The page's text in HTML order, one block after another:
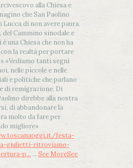
alla Chiesa e
che San Paolino
Lucca di non avere paura.
del Cammino sinodale e
una Chiesa che non ha
la realtà per portare
.«Vediamo tanti segni
nelle piccole e nelle
e politiche che parlano
di remigrazione. Di
direbbe alla nostra
di abbandonare la
molto da fare per
migliore»
festa-
giulietti-ritroviamo-
p... ... See MoreSee